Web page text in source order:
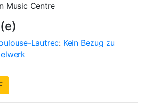
Music Centre
Lautrec: Kein Bezug zu